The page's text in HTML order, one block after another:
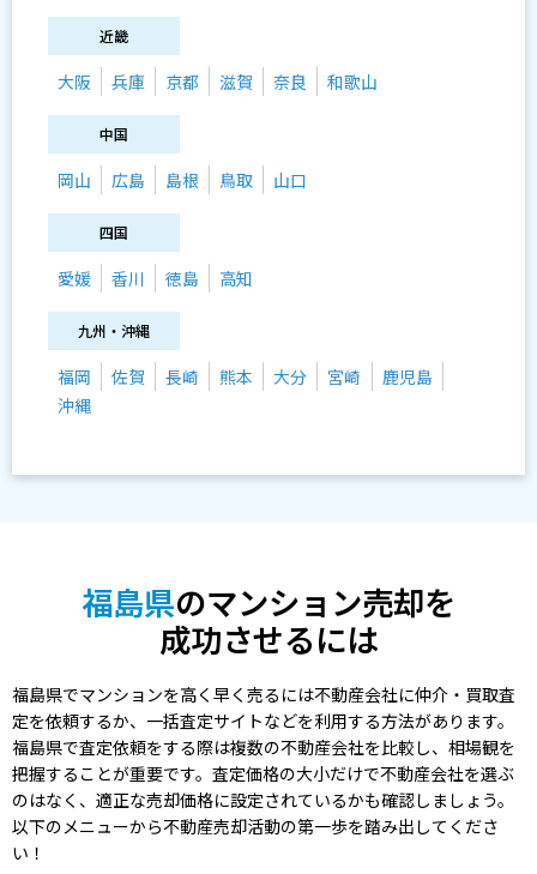
近畿
大阪 兵庫 京都 滋賀 奈良 和歌山
中国
岡山 広島 島根 鳥取 山口
四国
愛媛 香川 徳島 高知
九州・沖縄
福岡 佐賀 長崎 熊本 大分 宮崎
鹿児島
沖縄
福島県のマンション売却を
成功させるには
福島県でマンションを高く早く売るには不動産会社に仲介・買取査
定を依頼するか、一括査定サイトなどを利用する方法があります。
福島県で査定依頼をする際は複数の不動産会社を比較し、相場観を
把握することが重要です。査定価格の大小だけで不動産会社を選ぶ
のはなく、適正な売却価格に設定されているかも確認しましょう。
以下のメニューから不動産売却活動の第一歩を踏み出してくださ
い！